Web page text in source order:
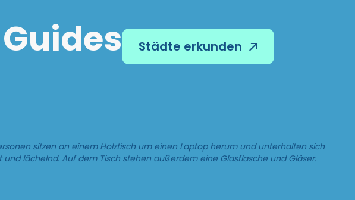
Städte erkunden